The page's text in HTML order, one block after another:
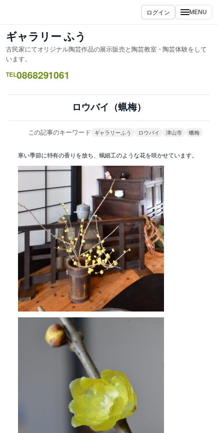
ス
キ
ッ
プ
ログイン MENU
ギャラリー ふう
古民家にてオリジナル陶芸作品の展示販売と陶芸教室・陶芸体験をして
います。
TEL0868291061
ロウバイ（蝋梅）
この記事のキーワード ギャラリーふう ロウバイ 津山市 蠟梅
寒い季節に特有の香りを放ち、蝋細工のような花を咲かせています。